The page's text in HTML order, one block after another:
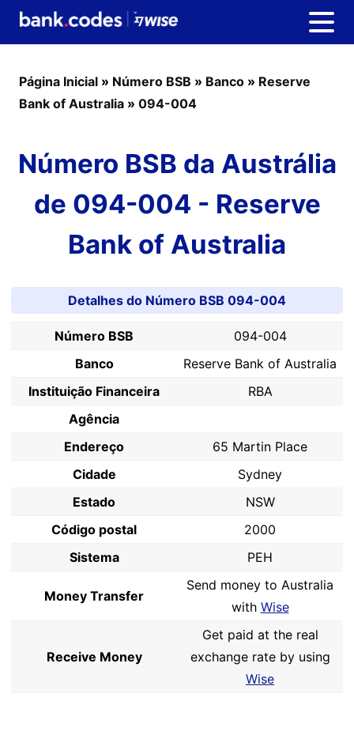
Página Inicial » Número BSB » Banco » Reserve
Bank of Australia » 094-004
Número BSB da Austrália
de 094-004 - Reserve
Bank of Australia
Detalhes do Número BSB 094-004
Número BSB
094-004
Banco
Reserve Bank of Australia
Instituição Financeira
RBA
Agência
Endereço
65 Martin Place
Cidade
Sydney
Estado
NSW
Código postal
2000
Sistema
PEH
Money Transfer
Send money to Australia
with Wise
Receive Money
Get paid at the real
exchange rate by using
Wise